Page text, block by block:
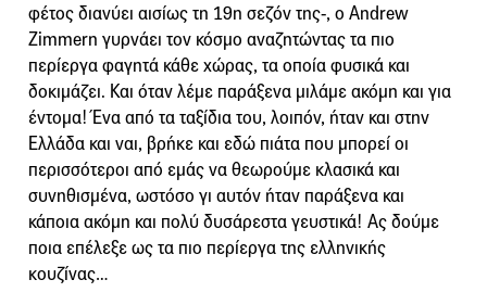
φέτος διανύει αισίως τη 19η σεζόν της-, ο Andrew
Zimmern γυρνάει τον κόσμο αναζητώντας τα πιο
περίεργα φαγητά κάθε χώρας, τα οποία φυσικά και
δοκιμάζει. Και όταν λέμε παράξενα μιλάμε ακόμη και για
έντομα! Ένα από τα ταξίδια του, λοιπόν, ήταν και στην
Ελλάδα και ναι, βρήκε και εδώ πιάτα που μπορεί οι
περισσότεροι από εμάς να θεωρούμε κλασικά και
συνηθισμένα, ωστόσο γι αυτόν ήταν παράξενα και
κάποια ακόμη και πολύ δυσάρεστα γευστικά! Ας δούμε
ποια επέλεξε ως τα πιο περίεργα της ελληνικής
κουζίνας…